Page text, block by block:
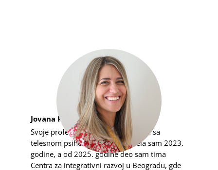
Jovana Popović
Svoje profesionalno iskustvo u radu sa
telesnom psihoterapijom započela sam 2023.
godine, a od 2025. godine deo sam tima
Centra za integrativni razvoj u Beogradu, gde